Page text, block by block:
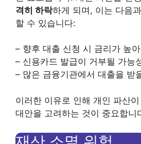
격히 하락하게 되며, 이는 다음
할 수 있습니다:
– 향후 대출 신청 시 금리가 높
– 신용카드 발급이 거부될 가능
– 많은 금융기관에서 대출을 받
이러한 이유로 인해 개인 파산
대안을 고려하는 것이 중요합니